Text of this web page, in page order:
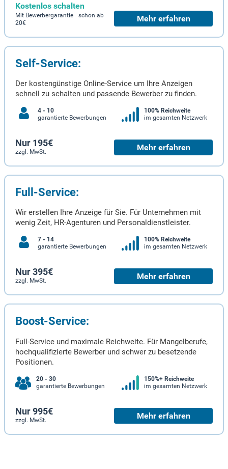
Kostenlos schalten
Mit Bewerbergarantie schon ab
20€
Mehr erfahren
Self-Service:
Der kostengünstige Online-Service um Ihre Anzeigen
schnell zu schalten und passende Bewerber zu finden.
4 - 10
garantierte Bewerbungen
100% Reichweite
im gesamten Netzwerk
Nur 195€
zzgl. MwSt. Mehr erfahren
Full-Service:
Wir erstellen Ihre Anzeige für Sie. Für Unternehmen mit
wenig Zeit, HR-Agenturen und Personaldienstleister.
7 - 14
garantierte Bewerbungen
100% Reichweite
im gesamten Netzwerk
Nur 395€
zzgl. MwSt. Mehr erfahren
Boost-Service:
Full-Service und maximale Reichweite. Für Mangelberufe,
hochqualifizierte Bewerber und schwer zu besetzende
Positionen.
20 - 30
garantierte Bewerbungen
150%+ Reichweite
im gesamten Netzwerk
Nur 995€
zzgl. MwSt. Mehr erfahren